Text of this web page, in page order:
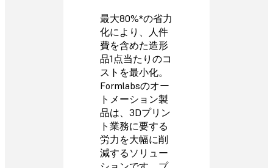
最大80%*の省力
化により、人件
費を含めた造形
品1点当たりのコ
ストを最小化。
Formlabsのオー
トメーション製
品は、3Dプリン
ト業務に要する
労力を大幅に削
減するソリュー